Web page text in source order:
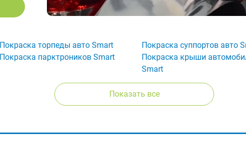
Покраска торпеды авто Smart Покраска суппортов авто
Покраска парктроников Smart
Покраска крыши
Smart
Показать все